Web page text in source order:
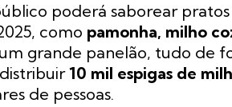
poderá saborear
como pamonha, milho
grande panelão, tudo de
10 mil espigas de
de pessoas.